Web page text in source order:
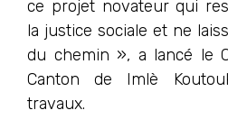
ce projet novateur qui
la justice sociale et ne
du chemin », a lancé le
Canton de Imlè
travaux.